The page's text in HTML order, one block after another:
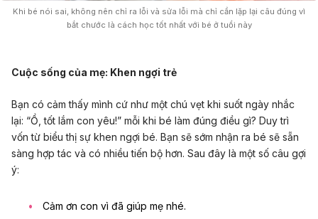
Khi bé nói sai, không nên chỉ ra lỗi và sửa lỗi mà chỉ cần lặp lại câu đúng vì
bắt chước là cách học tốt nhất với bé ở tuổi này
Cuộc sống của mẹ: Khen ngợi trẻ
Bạn có cảm thấy mình cứ như một chú vẹt khi suốt ngày nhắc
lại: “Ồ, tốt lắm con yêu!” mỗi khi bé làm đúng điều gì? Duy trì
vốn từ biểu thị sự khen ngợi bé. Bạn sẽ sớm nhận ra bé sẽ sẵn
sàng hợp tác và có nhiều tiến bộ hơn. Sau đây là một số câu gợi
ý:
Cảm ơn con vì đã giúp mẹ nhé.